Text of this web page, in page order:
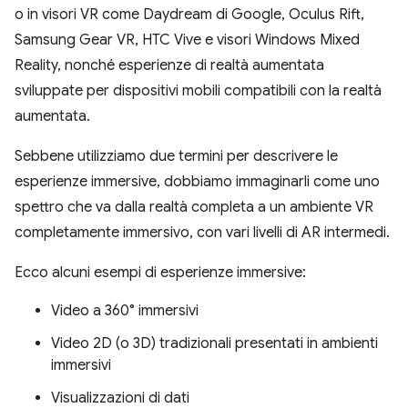
o in visori VR come Daydream di Google, Oculus Rift,
Samsung Gear VR, HTC Vive e visori Windows Mixed
Reality, nonché esperienze di realtà aumentata
sviluppate per dispositivi mobili compatibili con la realtà
aumentata.
Sebbene utilizziamo due termini per descrivere le
esperienze immersive, dobbiamo immaginarli come uno
spettro che va dalla realtà completa a un ambiente VR
completamente immersivo, con vari livelli di AR intermedi.
Ecco alcuni esempi di esperienze immersive:
Video a 360° immersivi
Video 2D (o 3D) tradizionali presentati in ambienti
immersivi
Visualizzazioni di dati